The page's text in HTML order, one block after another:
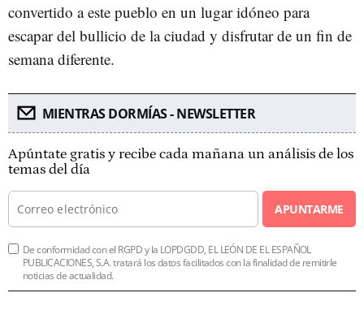
convertido a este pueblo en un lugar idóneo para
escapar del bullicio de la ciudad y disfrutar de un fin de
semana diferente.
MIENTRAS DORMÍAS - NEWSLETTER
Apúntate gratis y recibe cada mañana un análisis de los
temas del día
APUNTARME
De conformidad con el RGPD y la LOPDGDD, EL LEÓN DE EL ESPAÑOL
PUBLICACIONES, S.A. tratará los datos facilitados con la finalidad de remitirle
noticias de actualidad.